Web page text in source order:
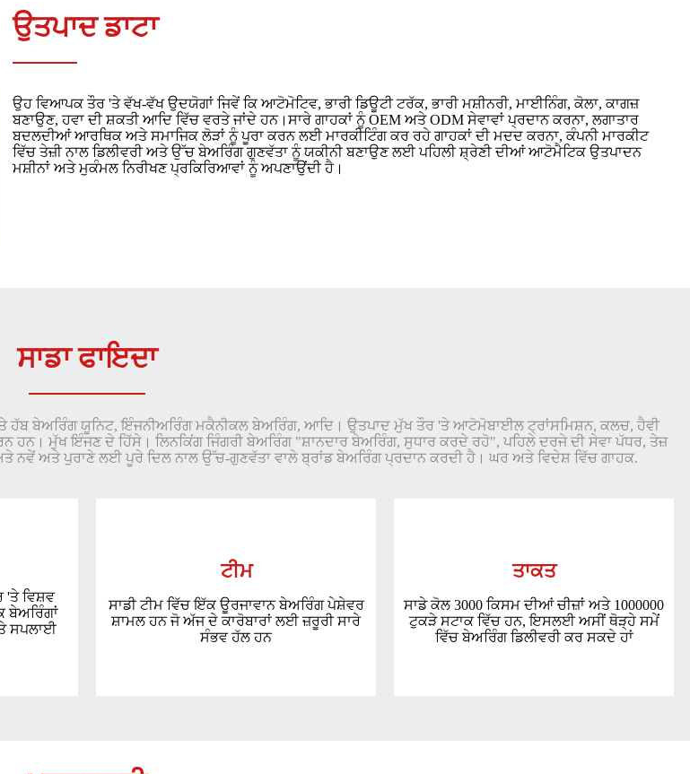
ਉਤਪਾਦ ਡਾਟਾ
ਉਹ ਵਿਆਪਕ ਤੌਰ 'ਤੇ ਵੱਖ-ਵੱਖ ਉਦਯੋਗਾਂ ਜਿਵੇਂ ਕਿ ਆਟੋਮੋਟਿਵ, ਭਾਰੀ ਡਿਊਟੀ ਟਰੱਕ, ਭਾਰੀ ਮਸ਼ੀਨਰੀ, ਮਾਈਨਿੰਗ, ਕੋਲਾ, ਕਾਗਜ਼
ਬਣਾਉਣ, ਹਵਾ ਦੀ ਸ਼ਕਤੀ ਆਦਿ ਵਿੱਚ ਵਰਤੇ ਜਾਂਦੇ ਹਨ।ਸਾਰੇ ਗਾਹਕਾਂ ਨੂੰ OEM ਅਤੇ ODM ਸੇਵਾਵਾਂ ਪ੍ਰਦਾਨ ਕਰਨਾ, ਲਗਾਤਾਰ
ਬਦਲਦੀਆਂ ਆਰਥਿਕ ਅਤੇ ਸਮਾਜਿਕ ਲੋੜਾਂ ਨੂੰ ਪੂਰਾ ਕਰਨ ਲਈ ਮਾਰਕੀਟਿੰਗ ਕਰ ਰਹੇ ਗਾਹਕਾਂ ਦੀ ਮਦਦ ਕਰਨਾ, ਕੰਪਨੀ ਮਾਰਕੀਟ
ਵਿੱਚ ਤੇਜ਼ੀ ਨਾਲ ਡਿਲੀਵਰੀ ਅਤੇ ਉੱਚ ਬੇਅਰਿੰਗ ਗੁਣਵੱਤਾ ਨੂੰ ਯਕੀਨੀ ਬਣਾਉਣ ਲਈ ਪਹਿਲੀ ਸ਼੍ਰੇਣੀ ਦੀਆਂ ਆਟੋਮੈਟਿਕ ਉਤਪਾਦਨ
ਮਸ਼ੀਨਾਂ ਅਤੇ ਮੁਕੰਮਲ ਨਿਰੀਖਣ ਪ੍ਰਕਿਰਿਆਵਾਂ ਨੂੰ ਅਪਣਾਉਂਦੀ ਹੈ।
ਸਾਡਾ ਫਾਇਦਾ
ਬੇਅਰਿੰਗ ਯੂਨਿਟ, ਇੰਜਨੀਅਰਿੰਗ ਮਕੈਨੀਕਲ ਬੇਅਰਿੰਗ, ਆਦਿ। ਉਤਪਾਦ ਮੁੱਖ ਤੌਰ 'ਤੇ ਆਟੋਮੋਬਾਈਲ ਟ੍ਰਾਂਸਮਿਸ਼ਨ, ਕਲਚ, ਹੈਵੀ
ਮੁੱਖ ਇੰਜਣ ਦੇ ਹਿੱਸੇ। ਲਿਨਕਿਂਗ ਜਿੰਗਰੀ ਬੇਅਰਿੰਗ "ਸ਼ਾਨਦਾਰ ਬੇਅਰਿੰਗ, ਸੁਧਾਰ ਕਰਦੇ ਰਹੋ", ਪਹਿਲੇ ਦਰਜੇ ਦੀ ਸੇਵਾ ਪੱਧਰ, ਤੇਜ਼
ਨਵੇਂ ਅਤੇ ਪੁਰਾਣੇ ਲਈ ਪੂਰੇ ਦਿਲ ਨਾਲ ਉੱਚ-ਗੁਣਵੱਤਾ ਵਾਲੇ ਬ੍ਰਾਂਡ ਬੇਅਰਿੰਗ ਪ੍ਰਦਾਨ ਕਰਦੀ ਹੈ। ਘਰ ਅਤੇ ਵਿਦੇਸ਼ ਵਿੱਚ ਗਾਹਕ.
'ਤੇ ਵਿਸ਼ਵ
ਬੇਅਰਿੰਗਾਂ
ਸਪਲਾਈ
ਟੀਮ
ਸਾਡੀ ਟੀਮ ਵਿੱਚ ਇੱਕ ਊਰਜਾਵਾਨ ਬੇਅਰਿੰਗ ਪੇਸ਼ੇਵਰ
ਸ਼ਾਮਲ ਹਨ ਜੋ ਅੱਜ ਦੇ ਕਾਰੋਬਾਰਾਂ ਲਈ ਜ਼ਰੂਰੀ ਸਾਰੇ
ਸੰਭਵ ਹੱਲ ਹਨ
ਤਾਕਤ
ਸਾਡੇ ਕੋਲ 3000 ਕਿਸਮ ਦੀਆਂ ਚੀਜ਼ਾਂ ਅਤੇ 1000000
ਟੁਕੜੇ ਸਟਾਕ ਵਿੱਚ ਹਨ, ਇਸਲਈ ਅਸੀਂ ਥੋੜ੍ਹੇ ਸਮੇਂ
ਵਿੱਚ ਬੇਅਰਿੰਗ ਡਿਲੀਵਰੀ ਕਰ ਸਕਦੇ ਹਾਂ